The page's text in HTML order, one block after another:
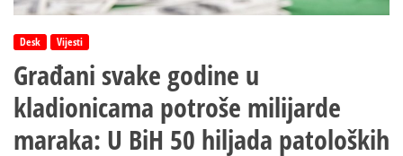
Desk Vijesti
Građani svake godine u
kladionicama potroše milijarde
maraka: U BiH 50 hiljada patoloških